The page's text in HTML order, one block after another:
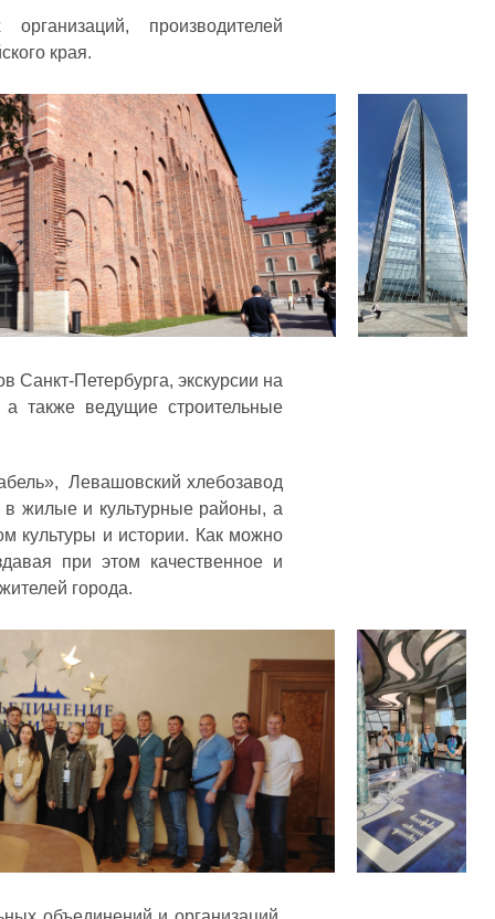
производителей
края.
Петербурга, экскурсии на
также ведущие строительные
Левашовский хлебозавод
в жилые и культурные районы, а
культуры и истории. Как можно
при этом качественное и
города.